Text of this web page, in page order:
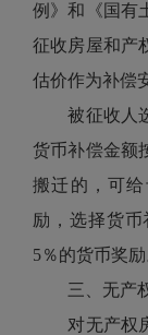
例》和《国有
征收房屋和产
估价作为补偿
被征收人选
货币补偿金额
搬迁的，可
励，选择货
5％的货币奖
三、无产权
对无产权房